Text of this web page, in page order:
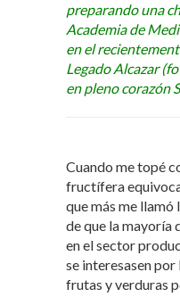
preparando una
Academia de
en el
Legado Alcazar
en pleno corazón
Cuando me topé
fructífera
que más me llamó
de que la mayoría
en el sector
se interesasen
frutas y verduras